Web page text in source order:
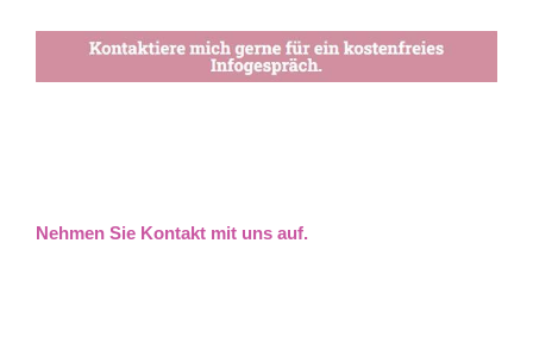
Nehmen Sie Kontakt mit uns auf.